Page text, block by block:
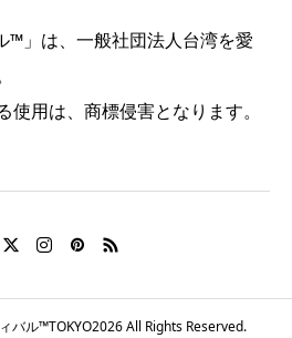
」は、一般社団法人台湾を愛
用は、商標侵害となります。
バル™TOKYO2026 All Rights Reserved.